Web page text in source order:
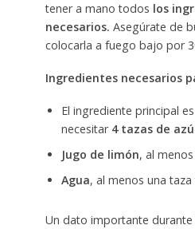
tener a mano todos los
necesarios. Asegúrate de
colocarla a fuego bajo por
Ingredientes necesarios
El ingrediente principal
necesitar 4 tazas de
Jugo de limón, al
Agua, al menos una
Un dato importante